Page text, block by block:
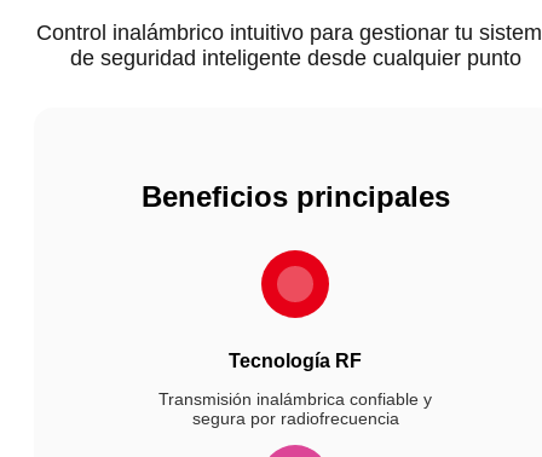
Control inalámbrico intuitivo para gestionar tu
de seguridad inteligente desde cualquier punto
Beneficios principales
Tecnología RF
Transmisión inalámbrica confiable y
segura por radiofrecuencia